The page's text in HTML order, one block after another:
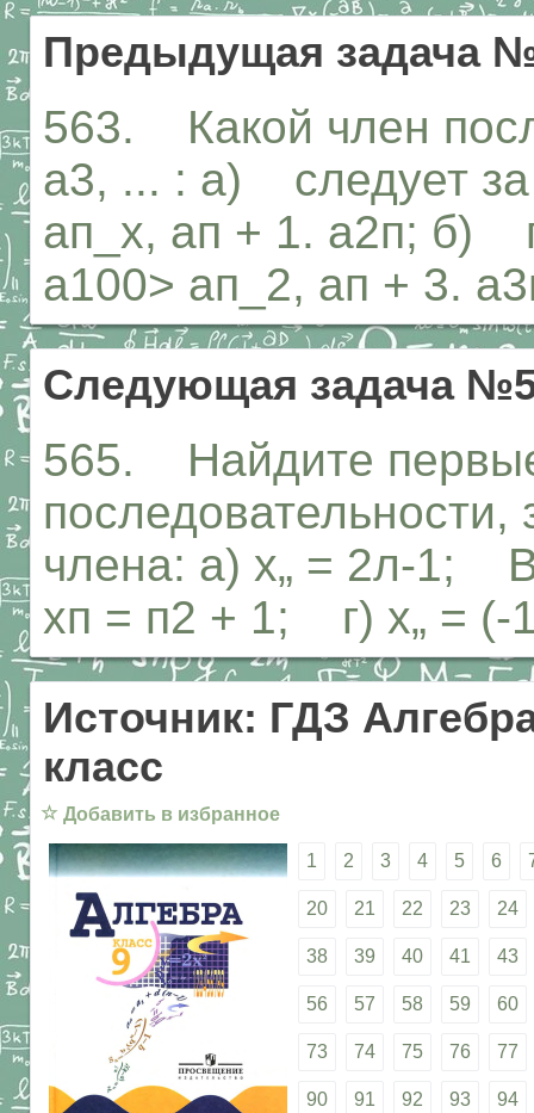
Предыдущая задача
563. Какой член
а3, ... : а) следует
ап_х, ап + 1. а2п; б)
а100> ап_2, ап + 3.
Следующая задача
565. Найдите
члена: а) х„ = 2л-1;
хп = п2 + 1; г) х„ = (-
Источник: ГДЗ
класс
☆ Добавить в избранное
1 2 3 4 5 6
20 21 22 23 24
38 39 40 41 43
56 57 58 59 60
73 74 75 76 77
90 91 92 93 94